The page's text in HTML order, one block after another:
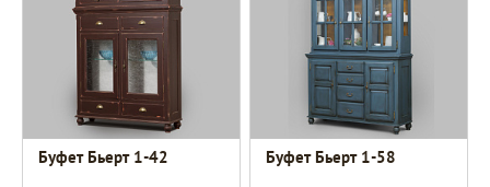
Буфет Бьерт 1-42 Буфет Бьерт 1-58